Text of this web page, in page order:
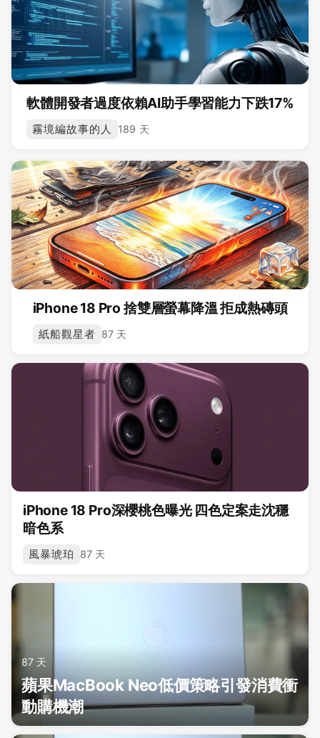
軟體開發者過度依賴AI助手學習能力下跌17%
霧境編故事的人 189 天
iPhone 18 Pro 捨雙層螢幕降溫 拒成熱磚頭
紙船觀星者 87 天
iPhone 18 Pro深櫻桃色曝光 四色定案走沈穩
暗色系
風暴琥珀 87 天
87 天
蘋果MacBook Neo低價策略引發消費衝
動購機潮